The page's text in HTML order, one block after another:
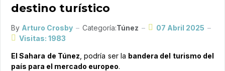
destino turístico
By Arturo Crosby Categoría:Túnez
07 Abril 2025
Visitas: 1983
El Sahara de Túnez , podría ser la bandera del turismo del
país para el mercado europeo.